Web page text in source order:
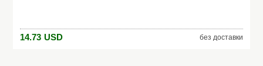
14.73 USD без доставки